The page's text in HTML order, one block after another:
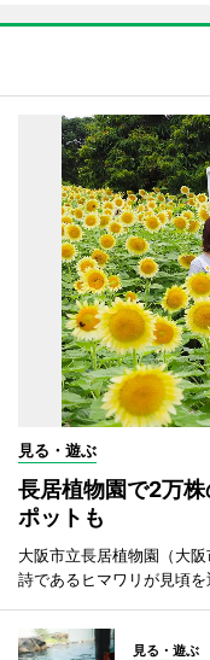
見る・遊ぶ
長居植物園で2万
ポットも
大阪市立長居植物園（大
詩であるヒマワリが見頃を
見る・遊ぶ